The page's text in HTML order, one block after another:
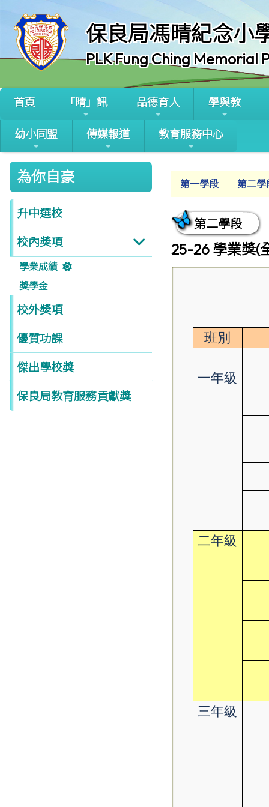
保良局馮晴紀念小
PLK Fung Ching Memorial
首頁 「晴」訊 品德育人 學與教
幼小同盟 傳媒報道 教育服務中心
為你自豪
升中選校
校內獎項
學業成績
獎學金
校外獎項
優質功課
傑出學校獎
保良局教育服務貢獻獎
第一學段 第二學
第二學段
25-26 學業獎(
班別
一年級
二年級
三年級